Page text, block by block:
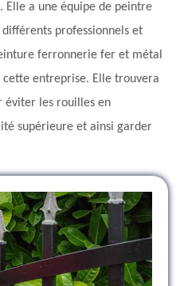
Elle a une équipe de peintre
professionnels et
ferronnerie fer et métal
cette entreprise. Elle trouvera
éviter les rouilles en
supérieure et ainsi garder